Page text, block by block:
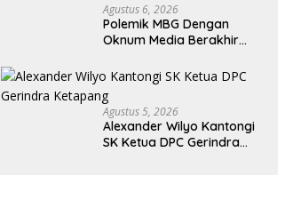
Agustus 6, 2026
Polemik MBG Dengan
Oknum Media Berakhir
Agustus 5, 2026
Alexander Wilyo Kantongi
SK Ketua DPC Gerindra